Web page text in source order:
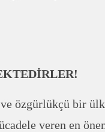
özgürlükçü bir
veren en